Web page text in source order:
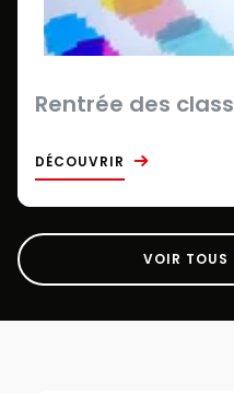
Rentrée des
DÉCOUVRIR
VOIR TOUS